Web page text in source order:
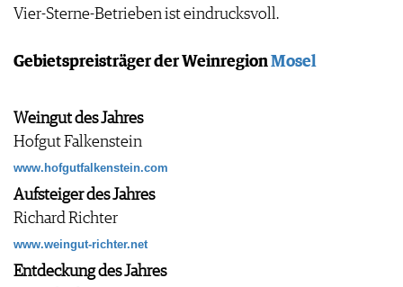
REDAKTION
WERBUNG
IMPRESSUM
AGB & DATENSCHUTZ
Vier-Sterne-Betrieben ist eindrucksvoll.
Gebietspreisträger der WeinregionMosel
Weingut des Jahres
Hofgut Falkenstein
www.hofgutfalkenstein.com
Aufsteiger des Jahres
Richard Richter
www.weingut-richter.net
Entdeckung des Jahres